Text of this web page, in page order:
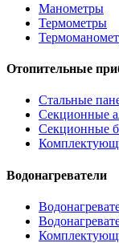
Манометры
Термометры
Отопительные
Стальные
Секционные
Секционные
Водонагреватели